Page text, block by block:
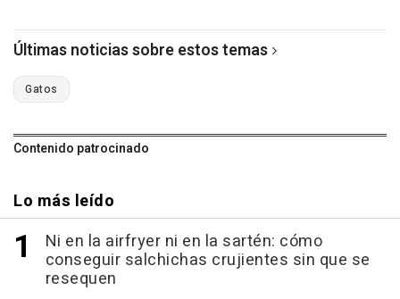
Últimas noticias sobre estos temas
Gatos
Contenido patrocinado
Lo más leído
Ni en la airfryer ni en la sartén: cómo
conseguir salchichas crujientes sin que se
resequen